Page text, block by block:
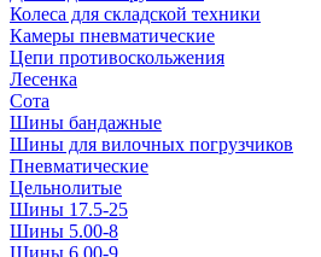
Колеса для складской техники
Камеры пневматические
Цепи противоскольжения
Лесенка
Сота
Шины бандажные
Шины для вилочных погрузчиков
Пневматические
Цельнолитые
Шины 17.5-25
Шины 5.00-8
Шины 6.00-9